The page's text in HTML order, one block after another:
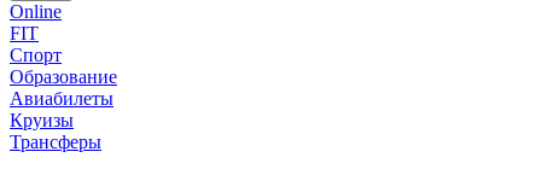
Online
FIT
Спорт
Образование
Авиабилеты
Круизы
Трансферы